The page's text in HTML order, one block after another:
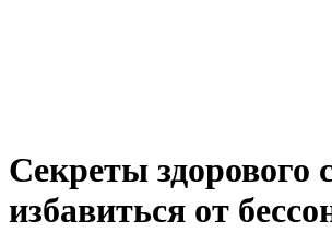
Секреты здорового
избавиться от